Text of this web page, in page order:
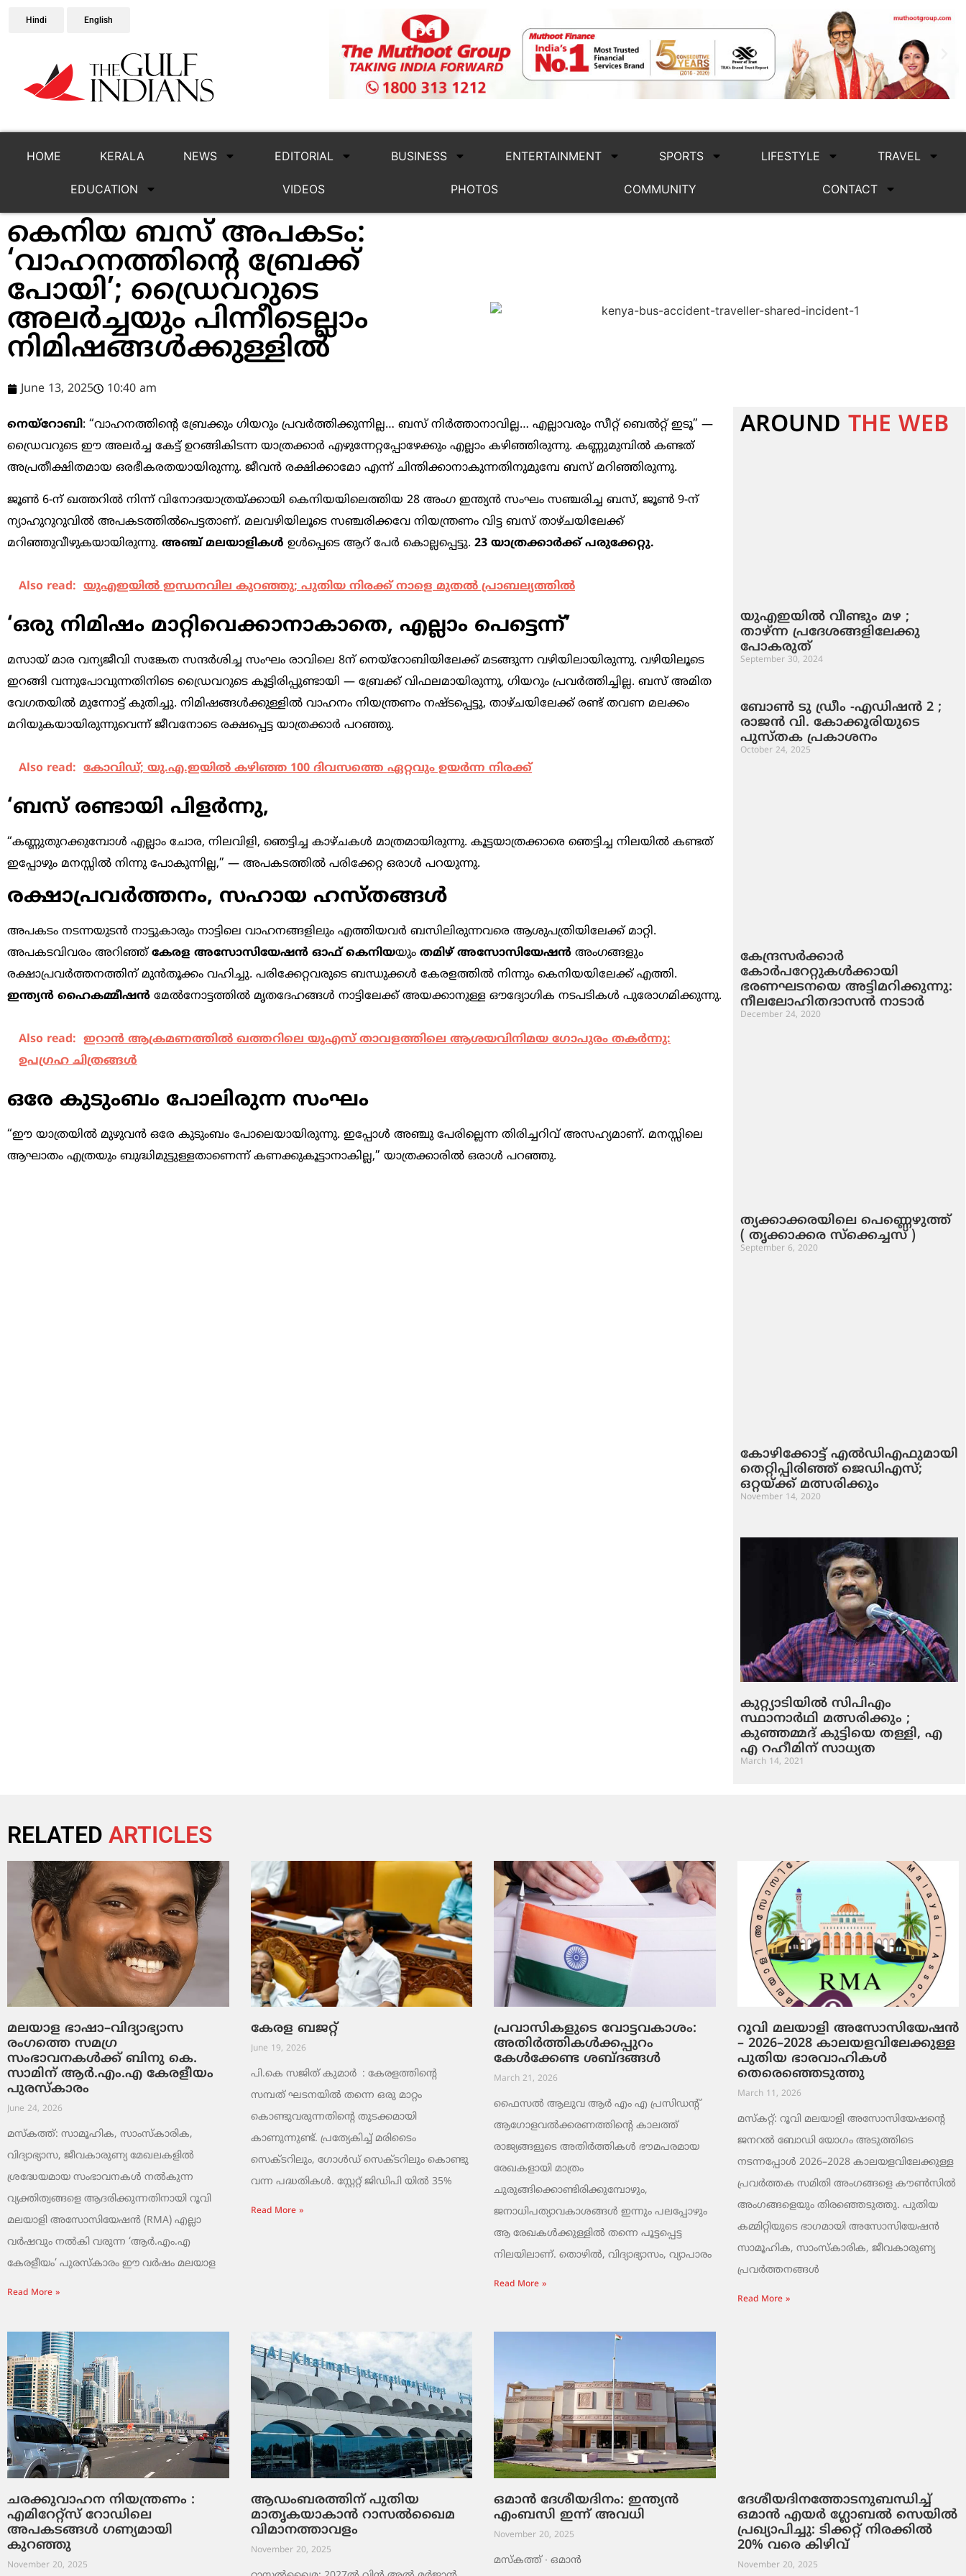
Hindi English
HOME KERALA NEWS EDITORIAL BUSINESS ENTERTAINMENT SPORTS LIFESTYLE TRAVEL
EDUCATION VIDEOS PHOTOS COMMUNITY CONTACT
കെനിയ ബസ് അപകടം:
‘വാഹനത്തിന്റെ ബ്രേക്ക്
പോയി’; ഡ്രൈവറുടെ
അലര്‍ച്ചയും പിന്നീടെല്ലാം
നിമിഷങ്ങൾക്കുള്ളിൽ
June 13, 2025 10:40 am
നെയ്‌റോബി: “വാഹനത്തിന്റെ ബ്രേക്കും ഗിയറും പ്രവര്‍ത്തിക്കുന്നില്ല… ബസ് നിര്‍ത്താനാവില്ല… എല്ലാവരും സീറ്റ് ബെൽറ്റ് ഇടൂ” —
ഡ്രൈവറുടെ ഈ അലര്‍ച്ച കേട്ട് ഉറങ്ങികിടന്ന യാത്രക്കാർ എഴുന്നേറ്റപ്പോഴേക്കും എല്ലാം കഴിഞ്ഞിരുന്നു. കണ്ണുമുമ്പിൽ കണ്ടത്
അപ്രതീക്ഷിതമായ ഒരഭീകരതയായിരുന്നു. ജീവൻ രക്ഷിക്കാമോ എന്ന് ചിന്തിക്കാനാകുന്നതിനുമുമ്പേ ബസ് മറിഞ്ഞിരുന്നു.
ജൂൺ 6-ന് ഖത്തറിൽ നിന്ന് വിനോദയാത്രയ്ക്കായി കെനിയയിലെത്തിയ 28 അംഗ ഇന്ത്യൻ സംഘം സഞ്ചരിച്ച ബസ്, ജൂൺ 9-ന്
ന്യാഹുറുറുവിൽ അപകടത്തിൽപെട്ടതാണ്. മലവഴിയിലൂടെ സഞ്ചരിക്കവേ നിയന്ത്രണം വിട്ട ബസ് താഴ്ചയിലേക്ക്
മറിഞ്ഞുവീഴുകയായിരുന്നു. അഞ്ച് മലയാളികൾ ഉൾപ്പെടെ ആറ് പേർ കൊല്ലപ്പെട്ടു. 23 യാത്രക്കാർക്ക് പരുക്കേറ്റു.
Also read: യുഎഇയിൽ ഇന്ധനവില കുറഞ്ഞു; പുതിയ നിരക്ക് നാളെ മുതൽ പ്രാബല്യത്തിൽ
‘ഒരു നിമിഷം മാറ്റിവെക്കാനാകാതെ, എല്ലാം പെട്ടെന്ന്’
മസായ് മാര വന്യജീവി സങ്കേത സന്ദർശിച്ച സംഘം രാവിലെ 8ന് നെയ്‌റോബിയിലേക്ക് മടങ്ങുന്ന വഴിയിലായിരുന്നു. വഴിയിലൂടെ
ഇറങ്ങി വന്നുപോവുന്നതിനിടെ ഡ്രൈവറുടെ കൂട്ടിരിപ്പുണ്ടായി — ബ്രേക്ക് വിഫലമായിരുന്നു, ഗിയറും പ്രവർത്തിച്ചില്ല. ബസ് അമിത
വേഗതയിൽ മുന്നോട്ട് കുതിച്ചു. നിമിഷങ്ങൾക്കുള്ളിൽ വാഹനം നിയന്ത്രണം നഷ്ടപ്പെട്ടു, താഴ്ചയിലേക്ക് രണ്ട് തവണ മലക്കം
മറിയുകയായിരുന്നുവെന്ന് ജീവനോടെ രക്ഷപ്പെട്ട യാത്രക്കാർ പറഞ്ഞു.
Also read: കോവിഡ്; യു.എ.ഇയില്‍ കഴിഞ്ഞ 100 ദിവസത്തെ ഏറ്റവും ഉയര്‍ന്ന നിരക്ക്
‘ബസ് രണ്ടായി പിളർന്നു,
“കണ്ണുതുറക്കുമ്പോൾ എല്ലാം ചോര, നിലവിളി, ഞെട്ടിച്ച കാഴ്ചകൾ മാത്രമായിരുന്നു. കൂട്ടയാത്രക്കാരെ ഞെട്ടിച്ച നിലയിൽ കണ്ടത്
ഇപ്പോഴും മനസ്സിൽ നിന്നു പോകുന്നില്ല,” — അപകടത്തിൽ പരിക്കേറ്റ ഒരാൾ പറയുന്നു.
രക്ഷാപ്രവർത്തനം, സഹായ ഹസ്തങ്ങൾ
അപകടം നടന്നയുടൻ നാട്ടുകാരും നാട്ടിലെ വാഹനങ്ങളിലും എത്തിയവർ ബസിലിരുന്നവരെ ആശുപത്രിയിലേക്ക് മാറ്റി.
അപകടവിവരം അറിഞ്ഞ് കേരള അസോസിയേഷൻ ഓഫ് കെനിയയും തമിഴ് അസോസിയേഷൻ അംഗങ്ങളും
രക്ഷാപ്രവർത്തനത്തിന് മുൻതൂക്കം വഹിച്ചു. പരിക്കേറ്റവരുടെ ബന്ധുക്കൾ കേരളത്തിൽ നിന്നും കെനിയയിലേക്ക് എത്തി.
ഇന്ത്യൻ ഹൈകമ്മീഷൻ മേൽനോട്ടത്തിൽ മൃതദേഹങ്ങൾ നാട്ടിലേക്ക് അയക്കാനുള്ള ഔദ്യോഗിക നടപടികൾ പുരോഗമിക്കുന്നു.
Also read: ഇറാൻ ആക്രമണത്തിൽ ഖത്തറിലെ യുഎസ് താവളത്തിലെ ആശയവിനിമയ ഗോപുരം തകർന്നു:
ഉപഗ്രഹ ചിത്രങ്ങൾ
ഒരേ കുടുംബം പോലിരുന്ന സംഘം
“ഈ യാത്രയിൽ മുഴുവൻ ഒരേ കുടുംബം പോലെയായിരുന്നു. ഇപ്പോൾ അഞ്ചു പേരില്ലെന്ന തിരിച്ചറിവ് അസഹ്യമാണ്. മനസ്സിലെ
ആഘാതം എത്രയും ബുദ്ധിമുട്ടുള്ളതാണെന്ന് കണക്കുകൂട്ടാനാകില്ല,” യാത്രക്കാരിൽ ഒരാൾ പറഞ്ഞു.
AROUND THE WEB
യുഎഇയിൽ വീണ്ടും മഴ ;
താഴ്ന്ന പ്രദേശങ്ങളിലേക്കു
പോകരുത്
September 30, 2024
ബോൺ ടു ഡ്രീം -എഡിഷൻ 2 ;
രാജൻ വി. കോക്കൂരിയുടെ
പുസ്തക പ്രകാശനം
October 24, 2025
കേന്ദ്രസര്‍ക്കാര്‍
കോര്‍പറേറ്റുകള്‍ക്കായി
ഭരണഘടനയെ അട്ടിമറിക്കുന്നു:
നീലലോഹിതദാസന്‍ നാടാര്‍
December 24, 2020
ത്യക്കാക്കരയിലെ പെണ്ണെഴുത്ത്
( തൃക്കാക്കര സ്‌ക്കെച്ചസ് )
September 6, 2020
കോഴിക്കോട്ട് എല്‍ഡിഎഫുമായി
തെറ്റിപ്പിരിഞ്ഞ് ജെഡിഎസ്;
ഒറ്റയ്ക്ക് മത്സരിക്കും
November 14, 2020
കുറ്റ്യാടിയില്‍ സിപിഎം
സ്ഥാനാര്‍ഥി മത്സരിക്കും ;
കുഞ്ഞമ്മദ് കുട്ടിയെ തള്ളി, എ
എ റഹീമിന് സാധ്യത
March 14, 2021
RELATED ARTICLES
മലയാള ഭാഷാ–വിദ്യാഭ്യാസ
രംഗത്തെ സമഗ്ര
സംഭാവനകൾക്ക് ബിനു കെ.
സാമിന് ആർ.എം.എ കേരളീയം
പുരസ്‌കാരം
June 24, 2026
മസ്കത്ത്: സാമൂഹിക, സാംസ്‌കാരിക,
വിദ്യാഭ്യാസ, ജീവകാരുണ്യ മേഖലകളിൽ
ശ്രദ്ധേയമായ സംഭാവനകൾ നൽകുന്ന
വ്യക്തിത്വങ്ങളെ ആദരിക്കുന്നതിനായി റൂവി
മലയാളി അസോസിയേഷൻ (RMA) എല്ലാ
വർഷവും നൽകി വരുന്ന ‘ആർ.എം.എ
കേരളീയം’ പുരസ്‌കാരം ഈ വർഷം മലയാള
Read More »
കേരള ബജറ്റ്
June 19, 2026
പി.കെ സജിത് കുമാര്‍ : കേരളത്തിന്റെ
സമ്പത് ഘടനയിൽ തന്നെ ഒരു മാറ്റം
കൊണ്ടുവരുന്നതിന്റെ തുടക്കമായി
കാണുന്നുണ്ട്. പ്രത്യേകിച്ച് മരിടൈം
സെക്ടറിലും, ഗോൾഡ് സെക്ടറിലും കൊണ്ടു
വന്ന പദ്ധതികൾ. സ്റ്റേറ്റ് ജിഡിപി യിൽ 35%
Read More »
പ്രവാസികളുടെ വോട്ടവകാശം:
അതിർത്തികൾക്കപ്പുറം
കേൾക്കേണ്ട ശബ്ദങ്ങൾ
March 21, 2026
ഫൈസൽ ആലുവ ആർ എം എ പ്രസിഡന്റ്
ആഗോളവൽക്കരണത്തിന്റെ കാലത്ത്
രാജ്യങ്ങളുടെ അതിർത്തികൾ ഭൗമപരമായ
രേഖകളായി മാത്രം
ചുരുങ്ങിക്കൊണ്ടിരിക്കുമ്പോഴും,
ജനാധിപത്യാവകാശങ്ങൾ ഇന്നും പലപ്പോഴും
ആ രേഖകൾക്കുള്ളിൽ തന്നെ പൂട്ടപ്പെട്ട
നിലയിലാണ്. തൊഴിൽ, വിദ്യാഭ്യാസം, വ്യാപാരം
Read More »
റൂവി മലയാളി അസോസിയേഷൻ
– 2026–2028 കാലയളവിലേക്കുള്ള
പുതിയ ഭാരവാഹികൾ
തെരെഞ്ഞെടുത്തു
March 11, 2026
മസ്കറ്റ്: റൂവി മലയാളി അസോസിയേഷന്റെ
ജനറൽ ബോഡി യോഗം അടുത്തിടെ
നടന്നപ്പോൾ 2026–2028 കാലയളവിലേക്കുള്ള
പ്രവർത്തക സമിതി അംഗങ്ങളെ കൗൺസിൽ
അംഗങ്ങളെയും തിരഞ്ഞെടുത്തു. പുതിയ
കമ്മിറ്റിയുടെ ഭാഗമായി അസോസിയേഷൻ
സാമൂഹിക, സാംസ്‌കാരിക, ജീവകാരുണ്യ
പ്രവർത്തനങ്ങൾ
Read More »
ചരക്കുവാഹന നിയന്ത്രണം :
എമിറേറ്റ്സ് റോഡിലെ
അപകടങ്ങൾ ഗണ്യമായി
കുറഞ്ഞു
November 20, 2025
ആഡംബരത്തിന് പുതിയ
മാതൃകയാകാൻ റാസൽഖൈമ
വിമാനത്താവളം
November 20, 2025
ഒമാൻ ദേശീയദിനം: ഇന്ത്യൻ
എംബസി ഇന്ന് അവധി
November 20, 2025
മസ്‌കത്ത് ∙ ഒമാൻ
ദേശീയദിനത്തോടനുബന്ധിച്ച്
ഒമാൻ എയർ ഗ്ലോബൽ സെയിൽ
പ്രഖ്യാപിച്ചു: ടിക്കറ്റ് നിരക്കിൽ
20% വരെ കിഴിവ്
November 20, 2025